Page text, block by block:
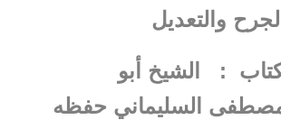
والتعديل
: الشيخ أبو
السليماني حفظه